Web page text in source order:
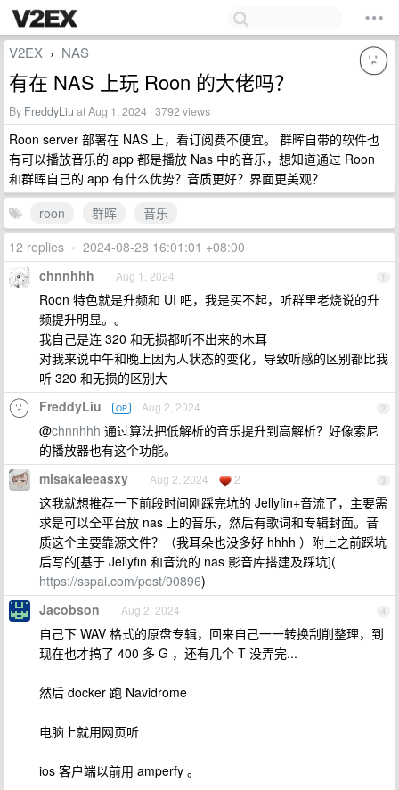
V2EX › NAS
有在 NAS 上玩 Roon 的大佬吗？
By FreddyLiu at Aug 1, 2024 · 3792 views
Roon server 部署在 NAS 上，看订阅费不便宜。 群晖自带的软件也
有可以播放音乐的 app 都是播放 Nas 中的音乐，想知道通过 Roon
和群晖自己的 app 有什么优势？音质更好？界面更美观？
roon
群晖
音乐
12 replies • 2024-08-28 16:01:01 +08:00
1
chnnhhh Aug 1, 2024
Roon 特色就是升频和 UI 吧，我是买不起，听群里老烧说的升
频提升明显。。
我自己是连 320 和无损都听不出来的木耳
对我来说中午和晚上因为人状态的变化，导致听感的区别都比我
听 320 和无损的区别大
2
FreddyLiu OP Aug 2, 2024
@chnnhhh 通过算法把低解析的音乐提升到高解析？好像索尼
的播放器也有这个功能。
3
misakaleeasxy Aug 2, 2024 2
这我就想推荐一下前段时间刚踩完坑的 Jellyfin+音流了，主要需
求是可以全平台放 nas 上的音乐，然后有歌词和专辑封面。音
质这个主要靠源文件？（我耳朵也没多好 hhhh ）附上之前踩坑
后写的[基于 Jellyfin 和音流的 nas 影音库搭建及踩坑](
https://sspai.com/post/90896)
4
Jacobson Aug 2, 2024
自己下 WAV 格式的原盘专辑，回来自己一一转换刮削整理，到
现在也才搞了 400 多 G ，还有几个 T 没弄完...
然后 docker 跑 Navidrome
电脑上就用网页听
ios 客户端以前用 amperfy 。